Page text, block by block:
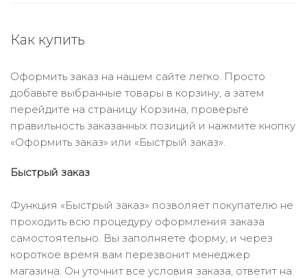
Как купить
Оформить заказ на нашем сайте легко. Просто
добавьте выбранные товары в корзину, а затем
перейдите на страницу Корзина, проверьте
правильность заказанных позиций и нажмите кнопку
«Оформить заказ» или «Быстрый заказ».
Быстрый заказ
Функция «Быстрый заказ» позволяет покупателю не
проходить всю процедуру оформления заказа
самостоятельно. Вы заполняете форму, и через
короткое время вам перезвонит менеджер
магазина. Он уточнит все условия заказа, ответит на